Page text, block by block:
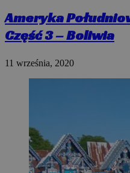
Ameryka
Część 3 – Boliwia
11 września, 2020